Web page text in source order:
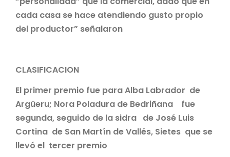
cada casa se hace atendiendo gusto propio
del productor” señalaron
CLASIFICACION
El primer premio fue para Alba Labrador de
Argüeru; Nora Poladura de Bedriñana fue
segunda, seguido de la sidra de José Luis
Cortina de San Martín de Vallés, Sietes que se
llevó el tercer premio